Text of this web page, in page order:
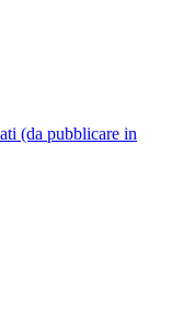
(da pubblicare in